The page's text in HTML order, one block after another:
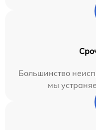
Большинство
мы